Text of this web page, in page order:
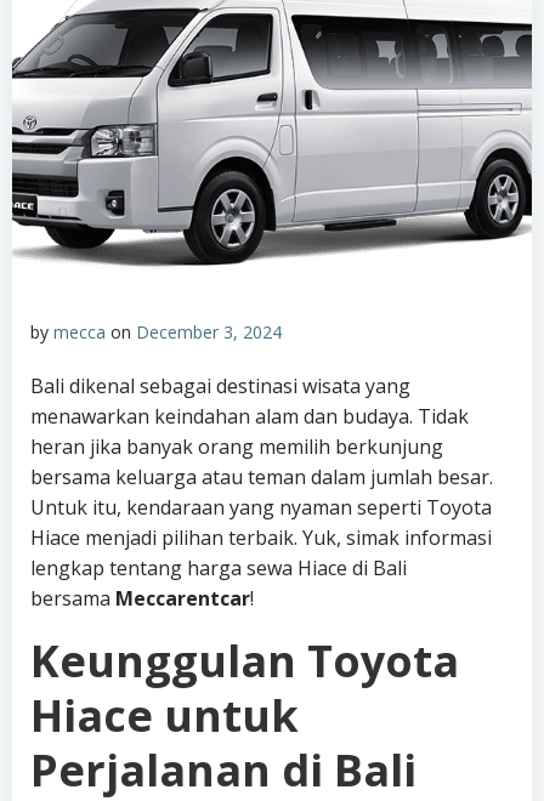
by mecca on December 3, 2024
Bali dikenal sebagai destinasi wisata yang
menawarkan keindahan alam dan budaya. Tidak
heran jika banyak orang memilih berkunjung
bersama keluarga atau teman dalam jumlah besar.
Untuk itu, kendaraan yang nyaman seperti Toyota
Hiace menjadi pilihan terbaik. Yuk, simak informasi
lengkap tentang harga sewa Hiace di Bali
bersama Meccarentcar!
Keunggulan Toyota
Hiace untuk
Perjalanan di Bali